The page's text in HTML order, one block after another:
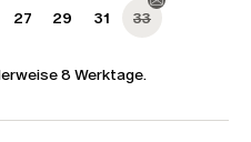
27 29 31 33
8 Werktage.